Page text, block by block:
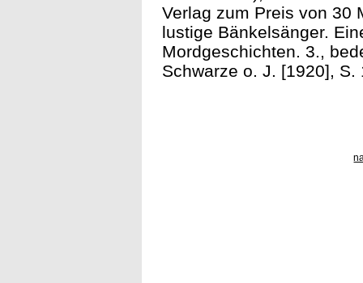
Verlag zum Preis von 30
lustige Bänkelsänger.
Mordgeschichten. 3.,
Schwarze o. J. [1920], S.